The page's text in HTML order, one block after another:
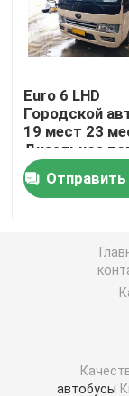
Подержанный
Euro 6 LHD
Городской
19 мест 23
Дизельное
автобусы